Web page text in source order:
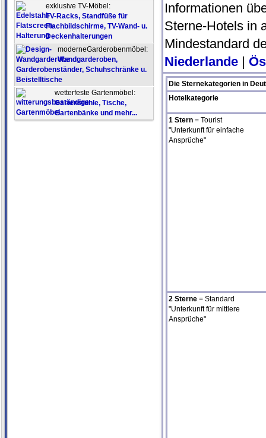
exklusive TV-Möbel:
TV-Racks, Standfüße für
Flachbildschirme, TV-Wand- u.
Deckenhalterungen
moderneGarderobenmöbel:
Wandgarderoben,
Garderobenständer, Schuhschränke u.
Beistelltische
wetterfeste Gartenmöbel:
Gartenstühle, Tische,
Gartenbänke und mehr...
Informationen
Sterne-Hotels in
Mindestandard
Niederlande |
Die Sternekategorien in
Hotelkategorie
1 Stern = Tourist
"Unterkunft für einfache
Ansprüche"
2 Sterne = Standard
"Unterkunft für mittlere
Ansprüche"